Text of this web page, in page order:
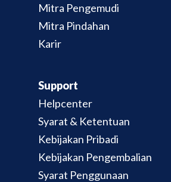
Mitra Pengemudi
Mitra Pindahan
Karir
Support
Helpcenter
Syarat & Ketentuan
Kebijakan Pribadi
Kebijakan Pengembalian
Syarat Penggunaan